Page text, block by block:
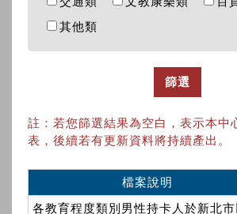
其他類
篩選
註：若您篩選結果為空白，表示本中
表，後續若有更新資料將持續產出。
檔案說明
各教育程度類別男性持卡人於新北